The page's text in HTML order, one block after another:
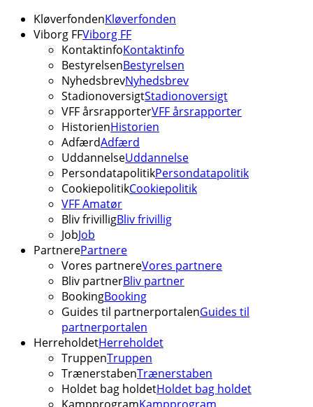
KløverfondenKløverfonden
Viborg FFViborg FF
KontaktinfoKontaktinfo
BestyrelsenBestyrelsen
NyhedsbrevNyhedsbrev
StadionoversigtStadionoversigt
VFF årsrapporterVFF årsrapporter
HistorienHistorien
AdfærdAdfærd
UddannelseUddannelse
PersondatapolitikPersondatapolitik
CookiepolitikCookiepolitik
VFF Amatør
Bliv frivilligBliv frivillig
JobJob
PartnerePartnere
Vores partnereVores partnere
Bliv partnerBliv partner
BookingBooking
Guides til partnerportalenGuides til
partnerportalen
HerreholdetHerreholdet
TruppenTruppen
TrænerstabenTrænerstaben
Holdet bag holdetHoldet bag holdet